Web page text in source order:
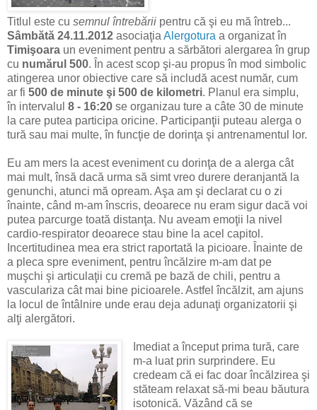
Titlul este cu semnul întrebării pentru că şi eu mă întreb...
Sâmbătă 24.11.2012 asociaţia Alergotura a organizat în
Timişoara un eveniment pentru a sărbători alergarea în grup
cu numărul 500. În acest scop şi-au propus în mod simbolic
atingerea unor obiective care să includă acest număr, cum
ar fi 500 de minute şi 500 de kilometri. Planul era simplu,
în intervalul 8 - 16:20 se organizau ture a câte 30 de minute
la care putea participa oricine. Participanţii puteau alerga o
tură sau mai multe, în funcţie de dorinţa şi antrenamentul lor.
Eu am mers la acest eveniment cu dorinţa de a alerga cât
mai mult, însă dacă urma să simt vreo durere deranjantă la
genunchi, atunci mă opream. Aşa am şi declarat cu o zi
înainte, când m-am înscris, deoarece nu eram sigur dacă voi
putea parcurge toată distanţa. Nu aveam emoţii la nivel
cardio-respirator deoarece stau bine la acel capitol.
Incertitudinea mea era strict raportată la picioare. Înainte de
a pleca spre eveniment, pentru încălzire m-am dat pe
muşchi şi articulaţii cu cremă pe bază de chili, pentru a
vasculariza cât mai bine picioarele. Astfel încălzit, am ajuns
la locul de întâlnire unde erau deja adunaţi organizatorii şi
alţi alergători.
Imediat a început prima tură, care
m-a luat prin surprindere. Eu
credeam că ei fac doar încălzirea şi
stăteam relaxat să-mi beau băutura
isotonică. Văzând că se